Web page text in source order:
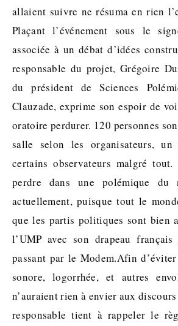
allaient suivre ne résuma en rien
Plaçant l’événement sous le
associée à un débat d’idées
responsable du projet, Grégoire
du président de Sciences
Clauzade, exprime son espoir de
oratoire perdurer. 120 personnes
salle selon les organisateurs,
certains observateurs malgré
perdre dans une polémique du
actuellement, puisque tout le
que les partis politiques sont bien
l’UMP avec son drapeau français
passant par le Modem.Afin
sonore, logorrhée, et autres
n’auraient rien à envier aux
responsable tient à rappeler le